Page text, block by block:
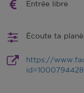
Entrée libre
Écoute ta
https://